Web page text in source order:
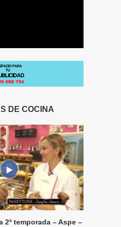
DE COCINA
2ª temporada – Aspe –